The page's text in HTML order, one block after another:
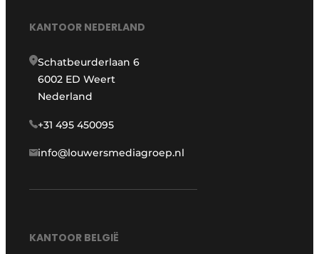
KANTOOR NEDERLAND
Schatbeurderlaan 6
6002 ED Weert
Nederland
+31 495 450095
info@louwersmediagroep.nl
KANTOOR BELGIË